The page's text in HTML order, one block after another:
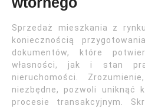
Sprzedaż mieszkania z
koniecznością
dokumentów, które
własności, jak i stan
nieruchomości.
niezbędne, pozwoli uniknąć
procesie transakcyjnym.